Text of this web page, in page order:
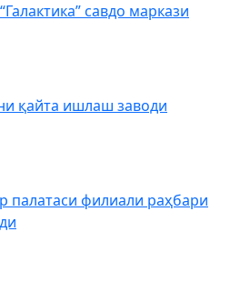
савдо маркази
қайта ишлаш заводи
палатаси филиали раҳбари